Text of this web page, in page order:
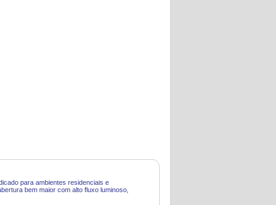
para ambientes residenciais e
bem maior com alto fluxo luminoso,